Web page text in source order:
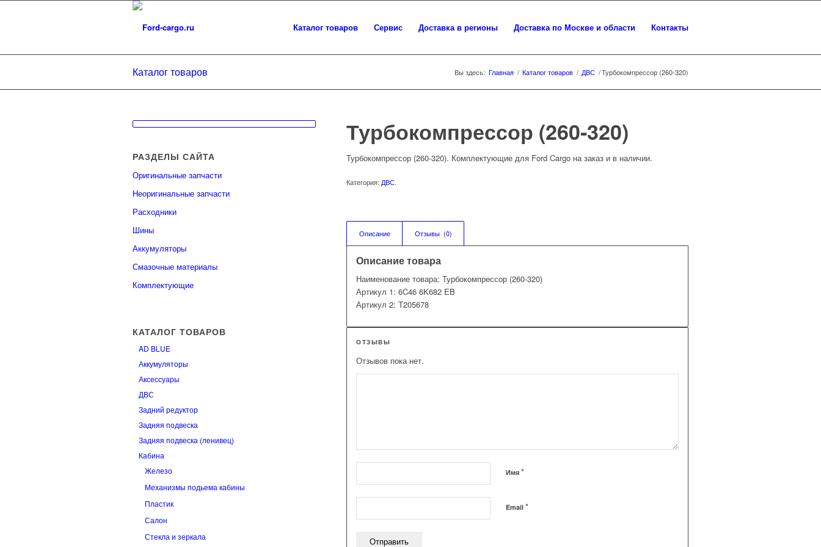
Каталог товаров Сервис Доставка в регионы Доставка по Москве и области Контакты
Каталог товаров Вы здесь: Главная / Каталог товаров / ДВС /Турбокомпрессор (260-320)
РАЗДЕЛЫ САЙТА
Оригинальные запчасти
Неоригинальные запчасти
Расходники
Шины
Аккумуляторы
Смазочные материалы
Комплектующие
КАТАЛОГ ТОВАРОВ
AD BLUE
Аккумуляторы
Аксессуары
ДВС
Задний редуктор
Задняя подвеска
Задняя подвеска (ленивец)
Кабина
Железо
Механизмы подьема кабины
Пластик
Салон
Стекла и зеркала
Турбокомпрессор (260-320)
Турбокомпрессор (260-320). Комплектующие для Ford Cargo на заказ и в наличии.
Категория: ДВС.
Описание Отзывы  (0)
Описание товара
Наименование товара: Турбокомпрессор (260-320)
Артикул 1: 6C46 6K682 EB
Артикул 2: T205678
ОТЗЫВЫ
Отзывов пока нет.
Имя*
Email*